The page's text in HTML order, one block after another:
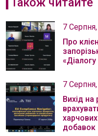
7
Про
7
Вихід
харчових
добавок